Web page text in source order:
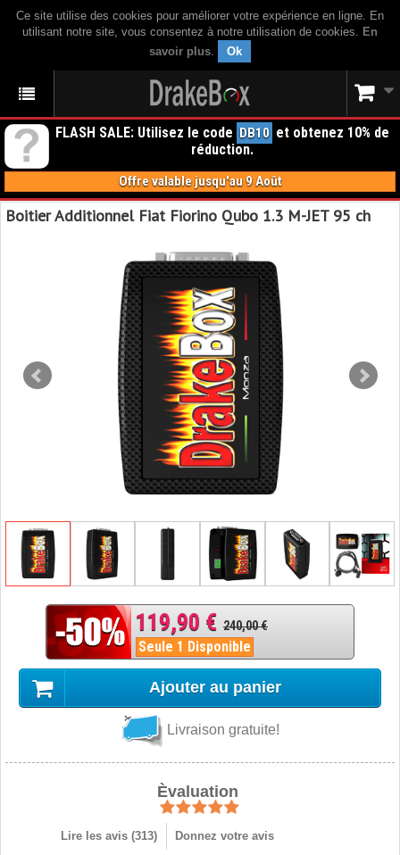
Ce site utilise des cookies pour améliorer votre expérience en ligne. En
utilisant notre site, vous consentez à notre utilisation de cookies. En
savoir plus. Ok
FLASH SALE: Utilisez le code DB10 et obtenez 10% de
réduction.
Offre valable jusqu'au 9 Août
Boitier Additionnel Fiat Fiorino Qubo 1.3 M-JET 95 ch
119,90 € 240,00 €
Seule 1 Disponible
Ajouter au panier
Livraison gratuite!
Èvaluation
Lire les avis (313) Donnez votre avis